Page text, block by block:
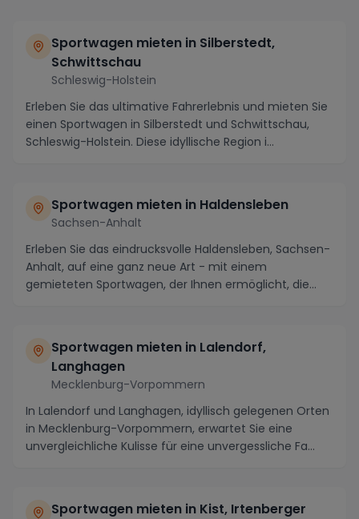
Sportwagen mieten in Silberstedt,
Schwittschau
Schleswig-Holstein
Erleben Sie das ultimative Fahrerlebnis und mieten Sie
einen Sportwagen in Silberstedt und Schwittschau,
Schleswig-Holstein. Diese idyllische Region i...
Sportwagen mieten in Haldensleben
Sachsen-Anhalt
Erleben Sie das eindrucksvolle Haldensleben, Sachsen-
Anhalt, auf eine ganz neue Art - mit einem
gemieteten Sportwagen, der Ihnen ermöglicht, die
Sportwagen mieten in Lalendorf,
Langhagen
Mecklenburg-Vorpommern
In Lalendorf und Langhagen, idyllisch gelegenen Orten
in Mecklenburg-Vorpommern, erwartet Sie eine
unvergleichliche Kulisse für eine unvergessliche Fa...
Sportwagen mieten in Kist, Irtenberger